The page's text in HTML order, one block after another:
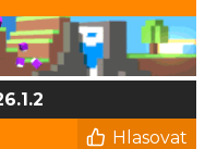
Hlasovat